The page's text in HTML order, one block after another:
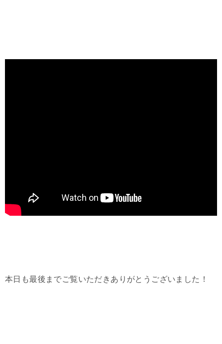
本日も最後までご覧いただきありがとうございました！